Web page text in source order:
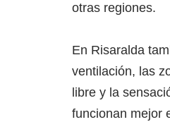
otras regiones.
En Risaralda
ventilación, las
libre y la
funcionan mejor